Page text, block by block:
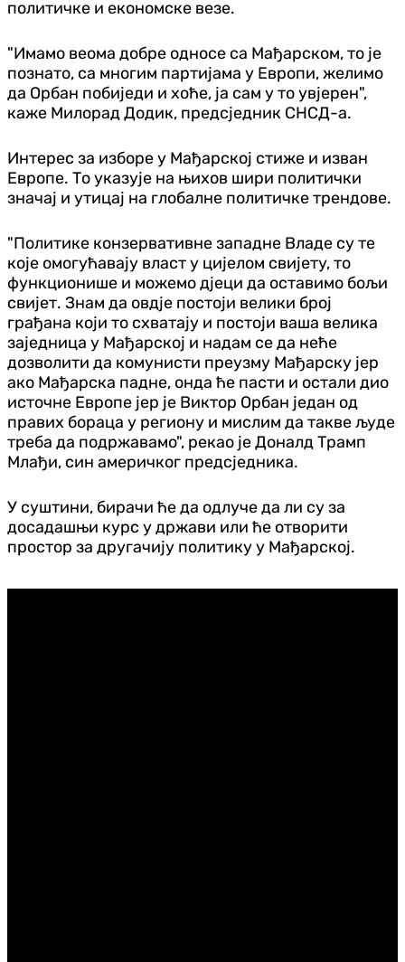
политичке и економске везе.
"Имамо веома добре односе са Мађарском, то је
познато, са многим партијама у Европи, желимо
да Орбан побиједи и хоће, ја сам у то увјерен",
каже Милорад Додик, предсједник СНСД-а.
Интерес за изборе у Мађарској стиже и изван
Европе. То указује на њихов шири политички
значај и утицај на глобалне политичке трендове.
"Политике конзервативне западне Владе су те
које омогућавају власт у цијелом свијету, то
функционише и можемо дјеци да оставимо бољи
свијет. Знам да овдје постоји велики број
грађана који то схватају и постоји ваша велика
заједница у Мађарској и надам се да неће
дозволити да комунисти преузму Мађарску јер
ако Мађарска падне, онда ће пасти и остали дио
источне Европе јер је Виктор Орбан један од
правих бораца у региону и мислим да такве људе
треба да подржавамо", рекао је Доналд Трамп
Млађи, син америчког предсједника.
У суштини, бирачи ће да одлуче да ли су за
досадашњи курс у држави или ће отворити
простор за другачију политику у Мађарској.